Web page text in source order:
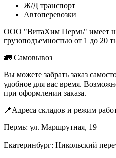
Ж/Д транспорт
Автоперевозки
ООО "ВитаХим Пермь" имеет
грузоподъемностью от 1 до 20
🚛 Самовывоз
Вы можете забрать заказ
удобное для вас время.
при оформлении заказа.
📍Адреса складов и режим
Пермь: ул. Маршрутная, 19
Екатеринбург: Никольский